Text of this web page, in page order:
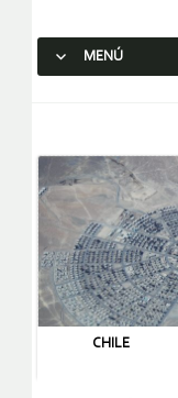
MENÚ
CHILE